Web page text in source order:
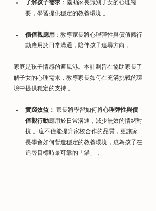
了解孩子需求 ：協助家長識別子女的心理需
要，學習提供穩定的教養環境 。
價值觀應用 ：教導家長將心理彈性與價值觀行
動應用於日常溝通，陪伴孩子追尋方向 。
家庭是孩子情感的避風港。本計劃旨在協助家長了
解子女的心理需求，教導家長如何在充滿挑戰的環
境中提供穩定的支持 。
實踐效益： 家長將學習如何將心理彈性與價
值觀行動應用於日常溝通，減少無效的情緒對
抗 。這不僅能提升家校合作的品質，更讓家
長學會如何營造穩定的教養環境，成為孩子在
追尋目標時最可靠的「錨」 。